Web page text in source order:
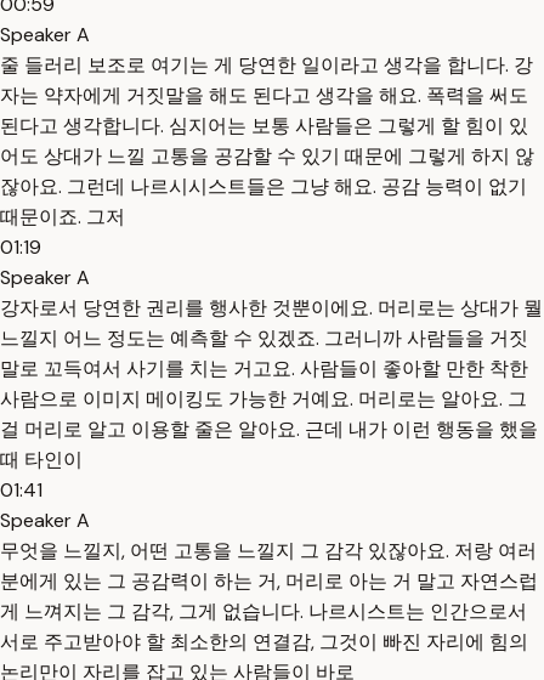
Speaker A
줄 들러리 보조로 여기는 게 당연한 일이라고 생각을 합니다. 강
자는 약자에게 거짓말을 해도 된다고 생각을 해요. 폭력을 써도
된다고 생각합니다. 심지어는 보통 사람들은 그렇게 할 힘이 있
어도 상대가 느낄 고통을 공감할 수 있기 때문에 그렇게 하지 않
잖아요. 그런데 나르시시스트들은 그냥 해요. 공감 능력이 없기
때문이죠. 그저
01:19
Speaker A
강자로서 당연한 권리를 행사한 것뿐이에요. 머리로는 상대가 뭘
느낄지 어느 정도는 예측할 수 있겠죠. 그러니까 사람들을 거짓
말로 꼬득여서 사기를 치는 거고요. 사람들이 좋아할 만한 착한
사람으로 이미지 메이킹도 가능한 거예요. 머리로는 알아요. 그
걸 머리로 알고 이용할 줄은 알아요. 근데 내가 이런 행동을 했을
때 타인이
01:41
Speaker A
무엇을 느낄지, 어떤 고통을 느낄지 그 감각 있잖아요. 저랑 여러
분에게 있는 그 공감력이 하는 거, 머리로 아는 거 말고 자연스럽
게 느껴지는 그 감각, 그게 없습니다. 나르시스트는 인간으로서
서로 주고받아야 할 최소한의 연결감, 그것이 빠진 자리에 힘의
논리만이 자리를 잡고 있는 사람들이 바로